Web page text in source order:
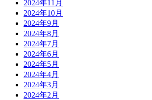
2024年11月
2024年10月
2024年9月
2024年8月
2024年7月
2024年6月
2024年5月
2024年4月
2024年3月
2024年2月